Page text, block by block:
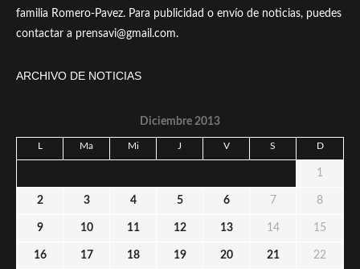
familia Romero-Pavez. Para publicidad o envío de noticias, puedes
contactar a prensavi@gmail.com.
ARCHIVO DE NOTICIAS
Diciembre 2013
L Ma Mi J V S D
1
2 3 4 5 6 7 8
9 10 11 12 13 14 15
16 17 18 19 20 21 22